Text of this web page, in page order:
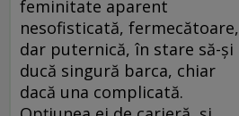
feminitate aparent
nesofisticată, fermecătoare,
dar puternică, în stare să-și
ducă singură barca, chiar
dacă una complicată.